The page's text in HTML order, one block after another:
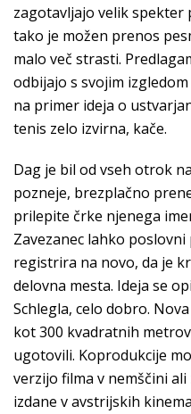
zagotavljajo velik spekter
tako je možen prenos
malo več strasti.
odbijajo s svojim
na primer ideja o
tenis zelo izvirna, kače.
Dag je bil od vseh otrok
pozneje, brezplačno
prilepite črke njenega
Zavezanec lahko
registrira na novo, da je
delovna mesta. Ideja se
Schlegla, celo dobro.
kot 300 kvadratnih
ugotovili. Koprodukcije
verzijo filma v nemščini
izdane v avstrijskih